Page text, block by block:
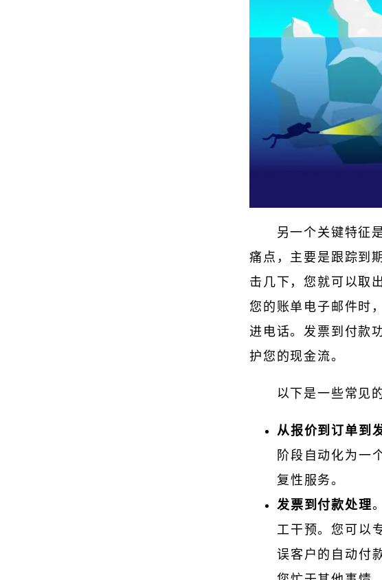
另一个关键特征
痛点，主要是跟踪到
击几下，您就可以取
您的账单电子邮件时
进电话。发票到付款
护您的现金流。
以下是一些常见
从报价到订单到
阶段自动化为一
复性服务。
发票到付款处理
工干预。您可以
误客户的自动付